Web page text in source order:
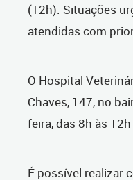
(12h). Situações
atendidas com
O Hospital
Chaves, 147, no
feira, das 8h às
É possível realizar